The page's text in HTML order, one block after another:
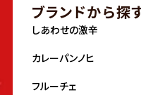
ブランドから探
しあわせの激辛
カレーパンノヒ
フルーチェ